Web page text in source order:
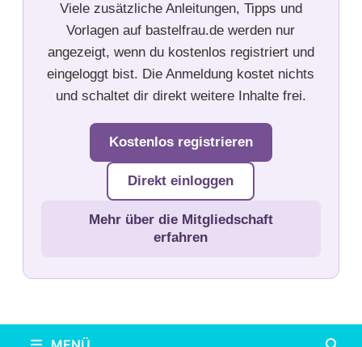
Viele zusätzliche Anleitungen, Tipps und
Vorlagen auf bastelfrau.de werden nur
angezeigt, wenn du kostenlos registriert und
eingeloggt bist. Die Anmeldung kostet nichts
und schaltet dir direkt weitere Inhalte frei.
Kostenlos registrieren
Direkt einloggen
Mehr über die Mitgliedschaft
erfahren